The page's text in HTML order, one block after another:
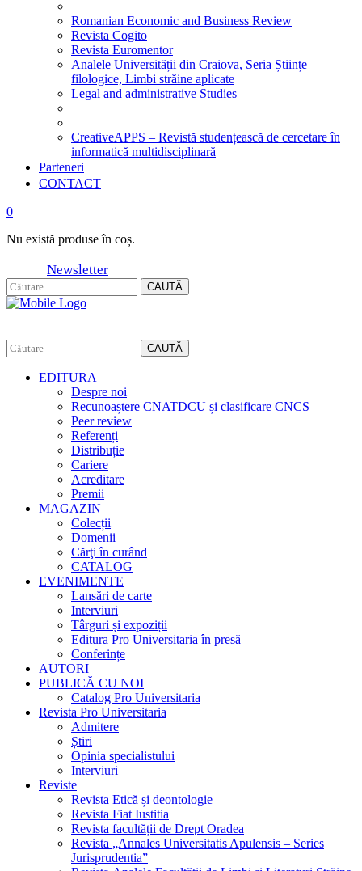
Romanian Economic and Business Review
Revista Cogito
Revista Euromentor
Analele Universității din Craiova, Seria Științe
filologice, Limbi străine aplicate
Legal and administrative Studies
CreativeAPPS – Revistă studențească de cercetare în
informatică multidisciplinară
Parteneri
CONTACT
0
Nu există produse în coș.
Newsletter
CAUTĂ
CAUTĂ
EDITURA
Despre noi
Recunoaștere CNATDCU și clasificare CNCS
Peer review
Referenți
Distribuție
Cariere
Acreditare
Premii
MAGAZIN
Colecții
Domenii
Cărţi în curând
CATALOG
EVENIMENTE
Lansări de carte
Interviuri
Târguri și expoziții
Editura Pro Universitaria în presă
Conferințe
AUTORI
PUBLICĂ CU NOI
Catalog Pro Universitaria
Revista Pro Universitaria
Admitere
Știri
Opinia specialistului
Interviuri
Reviste
Revista Etică și deontologie
Revista Fiat Iustitia
Revista facultății de Drept Oradea
Revista „Annales Universitatis Apulensis – Series
Jurisprudentia”